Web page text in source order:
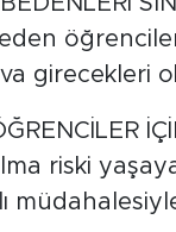
girecekleri
riski